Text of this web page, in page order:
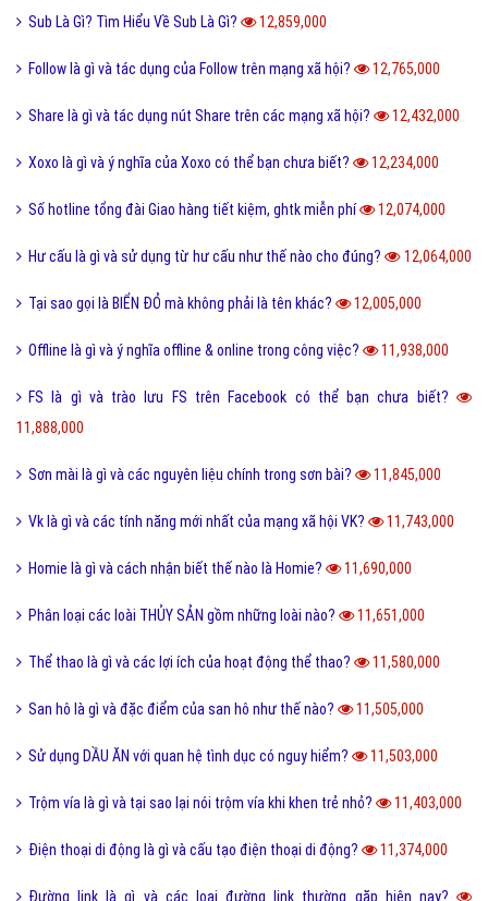
Sub Là Gì? Tìm Hiểu Về Sub Là Gì? 12,859,000
Follow là gì và tác dụng của Follow trên mạng xã hội? 12,765,000
Share là gì và tác dụng nút Share trên các mạng xã hội? 12,432,000
Xoxo là gì và ý nghĩa của Xoxo có thể bạn chưa biết? 12,234,000
Số hotline tổng đài Giao hàng tiết kiệm, ghtk miễn phí 12,074,000
Hư cấu là gì và sử dụng từ hư cấu như thế nào cho đúng? 12,064,000
Tại sao gọi là BIỂN ĐỎ mà không phải là tên khác? 12,005,000
Offline là gì và ý nghĩa offline & online trong công việc? 11,938,000
FS là gì và trào lưu FS trên Facebook có thể bạn chưa biết?
11,888,000
Sơn mài là gì và các nguyên liệu chính trong sơn bài? 11,845,000
Vk là gì và các tính năng mới nhất của mạng xã hội VK? 11,743,000
Homie là gì và cách nhận biết thế nào là Homie? 11,690,000
Phân loại các loài THỦY SẢN gồm những loài nào? 11,651,000
Thể thao là gì và các lợi ích của hoạt động thể thao? 11,580,000
San hô là gì và đặc điểm của san hô như thế nào? 11,505,000
Sử dụng DẦU ĂN với quan hệ tình dục có nguy hiểm? 11,503,000
Trộm vía là gì và tại sao lại nói trộm vía khi khen trẻ nhỏ? 11,403,000
Điện thoại di động là gì và cấu tạo điện thoại di động? 11,374,000
Đường link là gì và các loại đường link thường gặp hiện nay?